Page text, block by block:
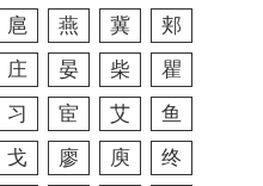
扈 燕 冀
郏
庄 晏 柴
瞿
习 宦 艾
鱼
戈 廖 庾
终